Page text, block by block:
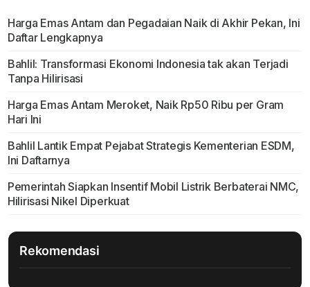
Harga Emas Antam dan Pegadaian Naik di Akhir Pekan, Ini
Daftar Lengkapnya
Bahlil: Transformasi Ekonomi Indonesia tak akan Terjadi
Tanpa Hilirisasi
Harga Emas Antam Meroket, Naik Rp50 Ribu per Gram
Hari Ini
Bahlil Lantik Empat Pejabat Strategis Kementerian ESDM,
Ini Daftarnya
Pemerintah Siapkan Insentif Mobil Listrik Berbaterai NMC,
Hilirisasi Nikel Diperkuat
Rekomendasi